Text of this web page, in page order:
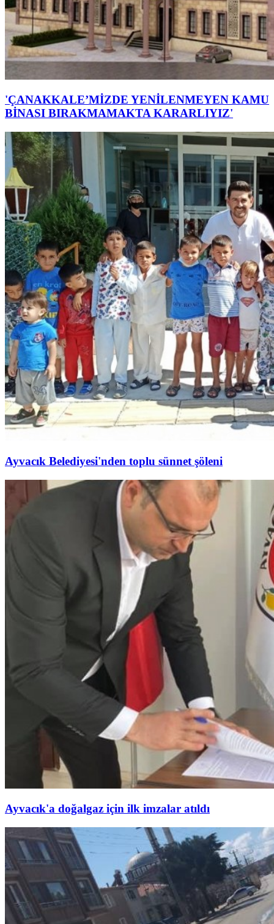
'ÇANAKKALE’MİZDE YENİLENMEYEN KAMU
BİNASI BIRAKMAMAKTA KARARLIYIZ'
Ayvacık Belediyesi'nden toplu sünnet şöleni
Ayvacık'a doğalgaz için ilk imzalar atıldı